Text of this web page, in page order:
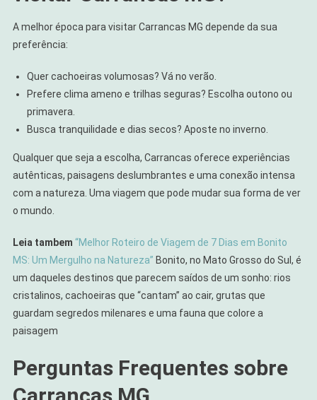
A melhor época para visitar Carrancas MG depende da sua
preferência:
Quer cachoeiras volumosas? Vá no verão.
Prefere clima ameno e trilhas seguras? Escolha outono ou
primavera.
Busca tranquilidade e dias secos? Aposte no inverno.
Qualquer que seja a escolha, Carrancas oferece experiências
autênticas, paisagens deslumbrantes e uma conexão intensa
com a natureza. Uma viagem que pode mudar sua forma de ver
o mundo.
Leia tambem “Melhor Roteiro de Viagem de 7 Dias em Bonito
MS: Um Mergulho na Natureza” Bonito, no Mato Grosso do Sul, é
um daqueles destinos que parecem saídos de um sonho: rios
cristalinos, cachoeiras que “cantam” ao cair, grutas que
guardam segredos milenares e uma fauna que colore a
paisagem
Perguntas Frequentes sobre